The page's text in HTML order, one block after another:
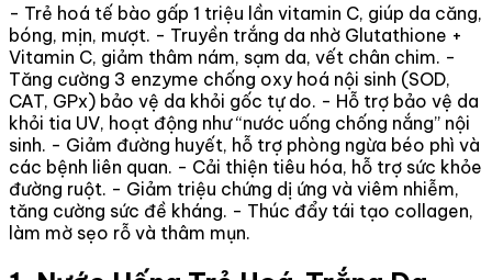
- Trẻ hoá tế bào gấp 1 triệu lần vitamin C, giúp da căng,
bóng, mịn, mượt. - Truyền trắng da nhờ Glutathione +
Vitamin C, giảm thâm nám, sạm da, vết chân chim. -
Tăng cường 3 enzyme chống oxy hoá nội sinh (SOD,
CAT, GPx) bảo vệ da khỏi gốc tự do. - Hỗ trợ bảo vệ da
khỏi tia UV, hoạt động như “nước uống chống nắng” nội
sinh. - Giảm đường huyết, hỗ trợ phòng ngừa béo phì và
các bệnh liên quan. - Cải thiện tiêu hóa, hỗ trợ sức khỏe
đường ruột. - Giảm triệu chứng dị ứng và viêm nhiễm,
tăng cường sức đề kháng. - Thúc đẩy tái tạo collagen,
làm mờ sẹo rỗ và thâm mụn.